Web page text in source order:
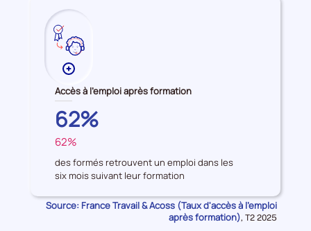
Plus
de
données
sur
les
Accès
à
l'emploi
formation
Accès à l'emploi après formation
PROVENCE-
ALPES-
COTE
D'AZUR
62%
FRANCE
62%
des formés retrouvent un emploi dans les
six mois suivant leur formation
Source: France Travail & Acoss (Taux d'accès à l'emploi
après formation), Données
T2 2025